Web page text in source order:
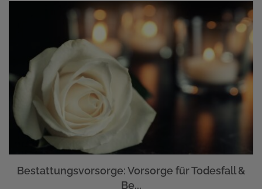
Bestattungsvorsorge: Vorsorge für Todesfall &
Be...